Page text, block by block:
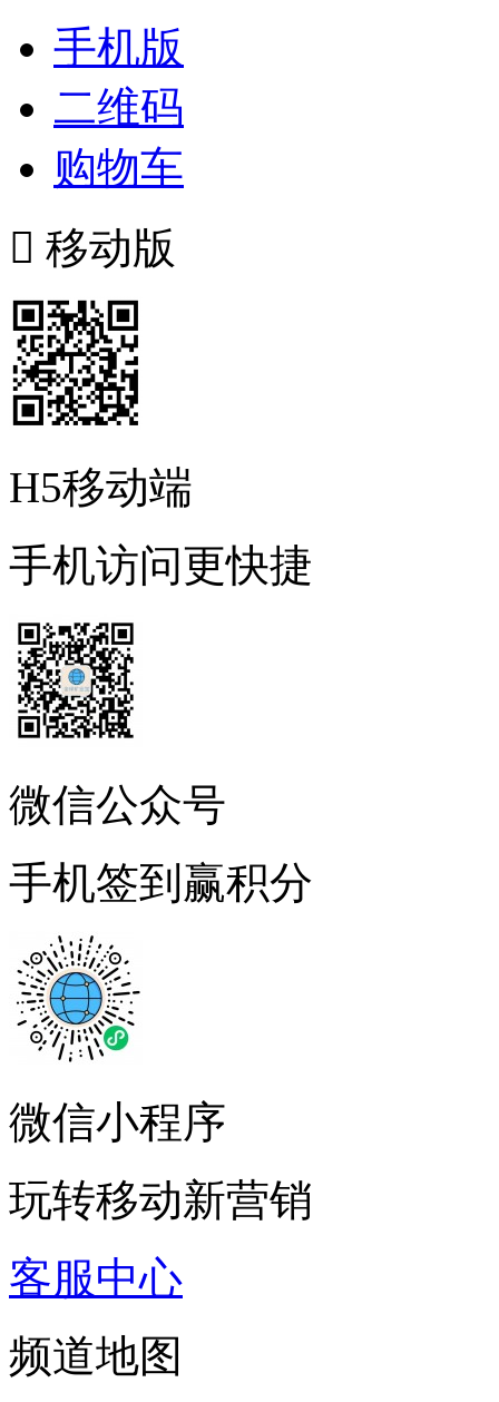
手机版
二维码
购物车
 移动版
H5移动端
手机访问更快捷
微信公众号
手机签到赢积分
微信小程序
玩转移动新营销
客服中心
频道地图